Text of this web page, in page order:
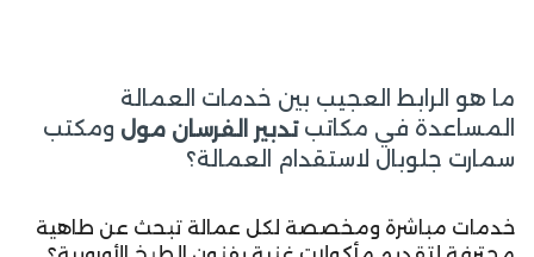
ما هو الرابط العجيب بين خدمات العمالة
المساعدة في مكاتبتدبير الفرسان مول ومكتب
سمارت جلوبال لاستقدام العمالة؟
خدمات مباشرة ومخصصة لكل عمالة تبحث عن طاهية